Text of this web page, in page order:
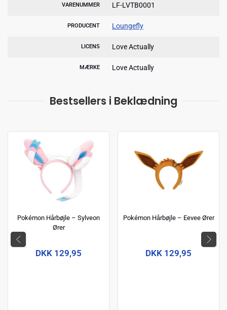
VARENUMMER LF-LVTB0001
PRODUCENT Loungefly
LICENS Love Actually
MÆRKE Love Actually
Bestsellers i Beklædning
Pokémon Hårbøjle – Sylveon
Ører
DKK 129,95
Pokémon Hårbøjle – Eevee Ører
DKK 129,95